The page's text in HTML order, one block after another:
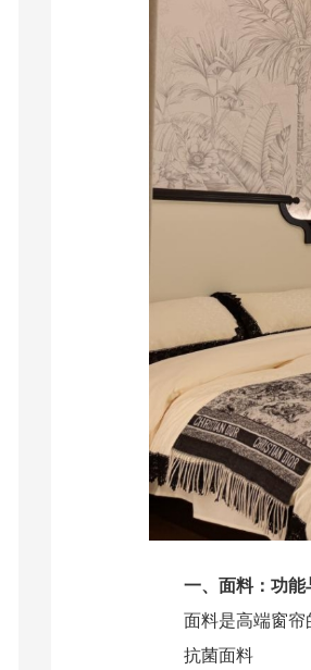
一、面料：功能
面料是高端窗帘的
抗菌面料